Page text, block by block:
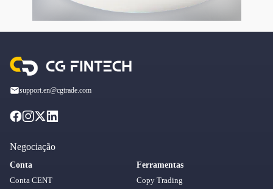
support.en@cgtrade.com
Negociação
Conta
Conta CENT
Ferramentas
Copy Trading